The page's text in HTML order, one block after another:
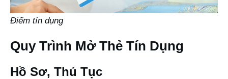
Điểm tín dụng
Quy Trình Mở Thẻ Tín Dụng
Hồ Sơ, Thủ Tục